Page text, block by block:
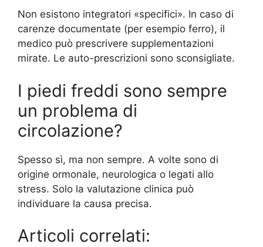
Non esistono integratori «specifici». In caso di
carenze documentate (per esempio ferro), il
medico può prescrivere supplementazioni
mirate. Le auto-prescrizioni sono sconsigliate.
I piedi freddi sono sempre
un problema di
circolazione?
Spesso sì, ma non sempre. A volte sono di
origine ormonale, neurologica o legati allo
stress. Solo la valutazione clinica può
individuare la causa precisa.
Articoli correlati: